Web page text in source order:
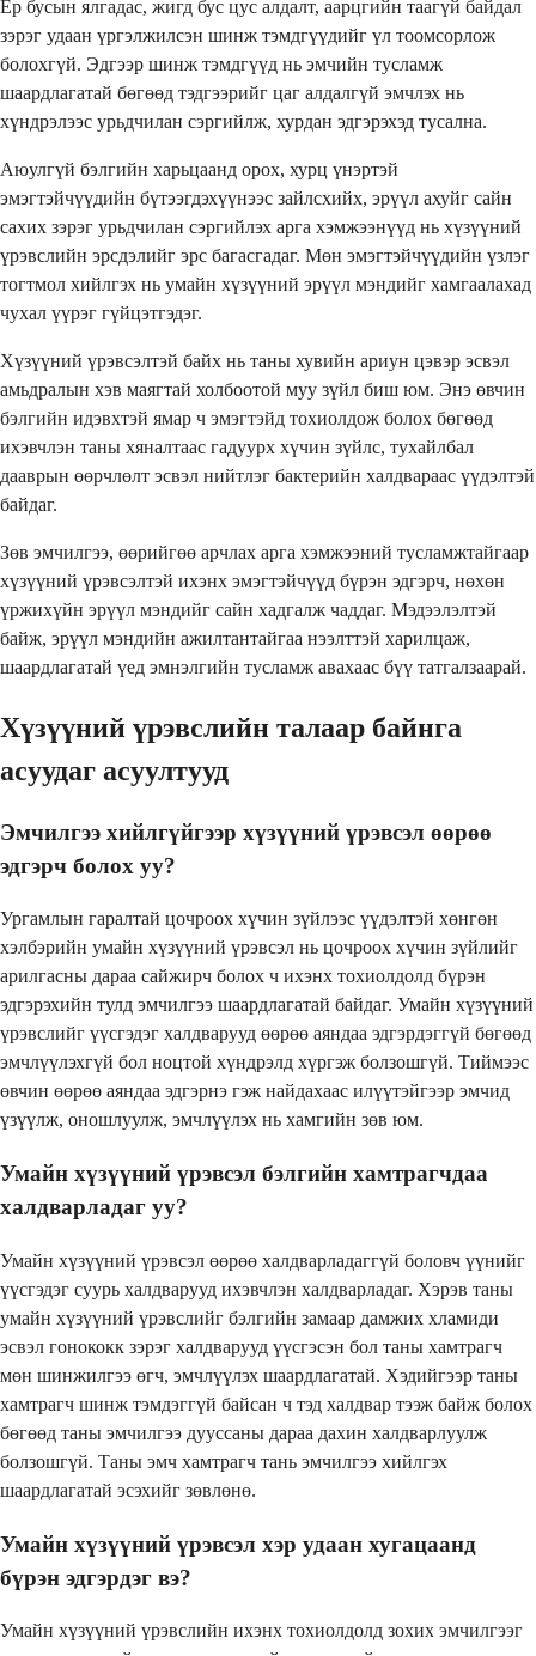
Ер бусын ялгадас, жигд бус цус алдалт, аарцгийн таагүй байдал
зэрэг удаан үргэлжилсэн шинж тэмдгүүдийг үл тоомсорлож
болохгүй. Эдгээр шинж тэмдгүүд нь эмчийн тусламж
шаардлагатай бөгөөд тэдгээрийг цаг алдалгүй эмчлэх нь
хүндрэлээс урьдчилан сэргийлж, хурдан эдгэрэхэд тусална.
Аюулгүй бэлгийн харьцаанд орох, хурц үнэртэй
эмэгтэйчүүдийн бүтээгдэхүүнээс зайлсхийх, эрүүл ахуйг сайн
сахих зэрэг урьдчилан сэргийлэх арга хэмжээнүүд нь хүзүүний
үрэвслийн эрсдэлийг эрс багасгадаг. Мөн эмэгтэйчүүдийн үзлэг
тогтмол хийлгэх нь умайн хүзүүний эрүүл мэндийг хамгаалахад
чухал үүрэг гүйцэтгэдэг.
Хүзүүний үрэвсэлтэй байх нь таны хувийн ариун цэвэр эсвэл
амьдралын хэв маягтай холбоотой муу зүйл биш юм. Энэ өвчин
бэлгийн идэвхтэй ямар ч эмэгтэйд тохиолдож болох бөгөөд
ихэвчлэн таны хяналтаас гадуурх хүчин зүйлс, тухайлбал
дааврын өөрчлөлт эсвэл нийтлэг бактерийн халдвараас үүдэлтэй
байдаг.
Зөв эмчилгээ, өөрийгөө арчлах арга хэмжээний тусламжтайгаар
хүзүүний үрэвсэлтэй ихэнх эмэгтэйчүүд бүрэн эдгэрч, нөхөн
үржихүйн эрүүл мэндийг сайн хадгалж чаддаг. Мэдээлэлтэй
байж, эрүүл мэндийн ажилтантайгаа нээлттэй харилцаж,
шаардлагатай үед эмнэлгийн тусламж авахаас бүү татгалзаарай.
Хүзүүний үрэвслийн талаар байнга
асуудаг асуултууд
Эмчилгээ хийлгүйгээр хүзүүний үрэвсэл өөрөө
эдгэрч болох уу?
Ургамлын гаралтай цочроох хүчин зүйлээс үүдэлтэй хөнгөн
хэлбэрийн умайн хүзүүний үрэвсэл нь цочроох хүчин зүйлийг
арилгасны дараа сайжирч болох ч ихэнх тохиолдолд бүрэн
эдгэрэхийн тулд эмчилгээ шаардлагатай байдаг. Умайн хүзүүний
үрэвслийг үүсгэдэг халдварууд өөрөө аяндаа эдгэрдэггүй бөгөөд
эмчлүүлэхгүй бол ноцтой хүндрэлд хүргэж болзошгүй. Тиймээс
өвчин өөрөө аяндаа эдгэрнэ гэж найдахаас илүүтэйгээр эмчид
үзүүлж, оношлуулж, эмчлүүлэх нь хамгийн зөв юм.
Умайн хүзүүний үрэвсэл бэлгийн хамтрагчдаа
халдварладаг уу?
Умайн хүзүүний үрэвсэл өөрөө халдварладаггүй боловч үүнийг
үүсгэдэг суурь халдварууд ихэвчлэн халдварладаг. Хэрэв таны
умайн хүзүүний үрэвслийг бэлгийн замаар дамжих хламиди
эсвэл гонококк зэрэг халдварууд үүсгэсэн бол таны хамтрагч
мөн шинжилгээ өгч, эмчлүүлэх шаардлагатай. Хэдийгээр таны
хамтрагч шинж тэмдэггүй байсан ч тэд халдвар тээж байж болох
бөгөөд таны эмчилгээ дууссаны дараа дахин халдварлуулж
болзошгүй. Таны эмч хамтрагч тань эмчилгээ хийлгэх
шаардлагатай эсэхийг зөвлөнө.
Умайн хүзүүний үрэвсэл хэр удаан хугацаанд
бүрэн эдгэрдэг вэ?
Умайн хүзүүний үрэвслийн ихэнх тохиолдолд зохих эмчилгээг